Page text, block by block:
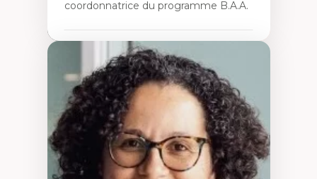
coordonnatrice du programme B.A.A.
Expertises
Conciliation travail-vie personnelle
Gestion des ressources humaines
(attraction et fidélisation de la main-
d’œuvre)
Responsabilité sociale des organisations
Interventions organisationnelles
Comportement organisationnel
(mobilisation au travail)
Recherche qualitative
Éthique des affaires